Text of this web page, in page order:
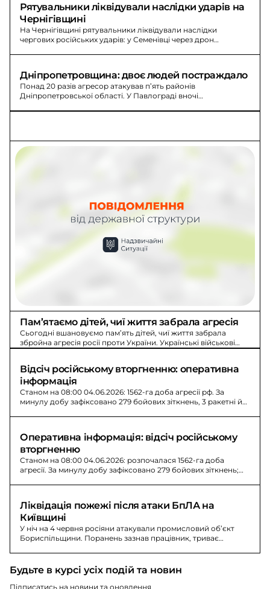
Рятувальники ліквідували наслідки ударів на
Чернігівщині
На Чернігівщині рятувальники ліквідували наслідки
чергових російських ударів: у Семенівці через дрон
Дніпропетровщина: двоє людей постраждало
Понад 20 разів агресор атакував п’ять районів
Дніпропетровської області. У Павлограді вночі
квартирах.
Пам’ятаємо дітей, чиї життя забрала агресія
Сьогодні вшановуємо пам’ять дітей, чиї життя забрала
збройна агресія росії проти України. Українські військові
Відсіч російському вторгненню: оперативна
інформація
Станом на 08:00 04.06.2026: 1562-га доба агресії рф. За
минулу добу зафіксовано 279 бойових зіткнень, 3 ракетні й
Оперативна інформація: відсіч російському
вторгненню
Станом на 08:00 04.06.2026: розпочалася 1562-га доба
агресії. За минулу добу зафіксовано 279 бойових зіткнень;
Ліквідація пожежі після атаки БпЛА на
Київщині
У ніч на 4 червня росіяни атакували промисловий об’єкт
Бориспільщини. Поранень зазнав працівник, триває
Будьте в курсі усіх подій та новин
Підписатись на новини та оновлення